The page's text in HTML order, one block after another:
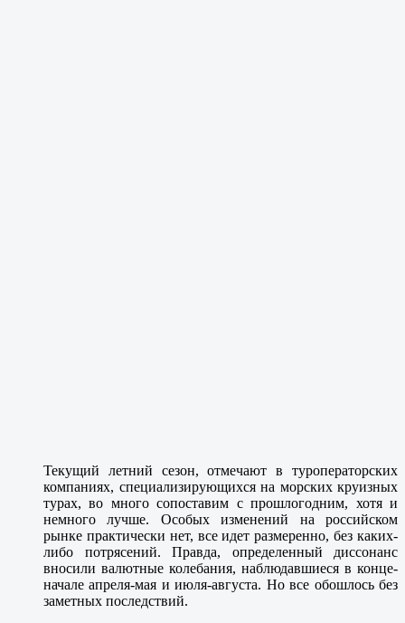
Текущий летний сезон, отмечают в туроператорских
компаниях, специализирующихся на морских круизных
турах, во много сопоставим с прошлогодним, хотя и
немного лучше. Особых изменений на российском
рынке практически нет, все идет размеренно, без каких-
либо потрясений. Правда, определенный диссонанс
вносили валютные колебания, наблюдавшиеся в конце-
начале апреля-мая и июля-августа. Но все обошлось без
заметных последствий.